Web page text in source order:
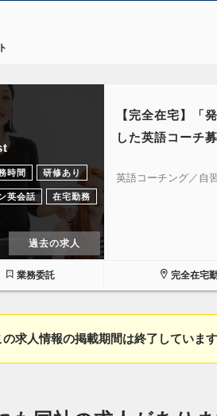
時間 研修あり
英会話 在宅勤務
過去の求人
【完全在宅】「
した英語コーチ
英語コーチング／自
業務委託 完全在宅
の求人情報の掲載期間は終了しています